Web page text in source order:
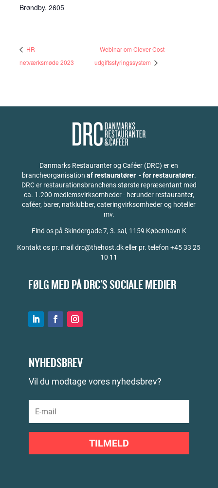
Brøndby, 2605
HR-
netværksmøde 2023
Webinar om Clever Cost –
udgiftsstyringssystem
Danmarks Restauranter og Caféer (DRC) er en
brancheorganisation af restauratører - for restauratører.
DRC er restaurationsbranchens største repræsentant med
ca. 1.200 medlemsvirksomheder - herunder restauranter,
caféer, barer, natklubber, cateringvirksomheder og hoteller
mv.
Find os på Skindergade 7, 3. sal, 1159 København K
Kontakt os pr. mail drc@thehost.dk eller pr. telefon +45 33 25
10 11
FØLG MED PÅ DRC'S SOCIALE MEDIER
NYHEDSBREV
Vil du modtage vores nyhedsbrev?
TILMELD